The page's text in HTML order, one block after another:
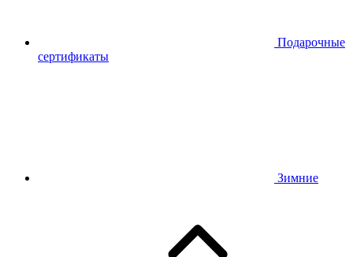
Подарочные
сертификаты
Зимние